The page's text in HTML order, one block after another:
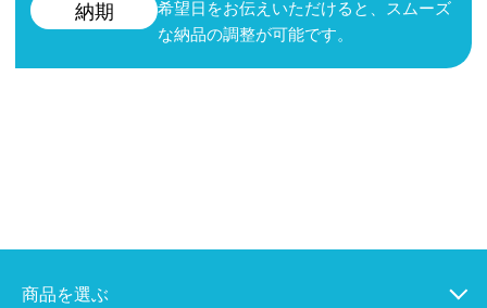
納期
希望日をお伝えいただけると、スムーズ
な納品の調整が可能です。
商品を選ぶ